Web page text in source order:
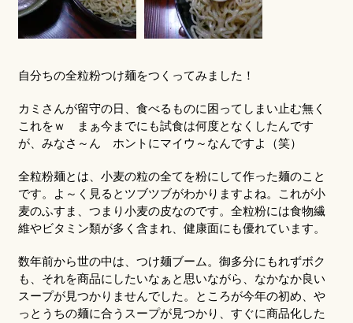
自分ちの全粒粉つけ麺をつくってみました！
カミさんが留守の日、食べるものに困ってしまい止む無く
これをｗ まぁ今までにも試食は何度となくしたんです
が、みなさ～ん ホントにマイウ～なんですよ（笑）
全粒粉麺とは、小麦の粒の全てを粉にして作った麺のこと
です。よ～く見るとツブツブがわかりますよね。これが小
麦のふすま、つまり小麦の皮なのです。全粒粉には食物繊
維やビタミン類が多く含まれ、健康面にも優れています。
数年前から世の中は、つけ麺ブーム。御多分にもれずボク
も、それを商品にしたいなぁと思いながら、なかなか良い
スープが見つかりませんでした。ところが今年の初め、や
っとうちの麺に合うスープが見つかり、すぐに商品化した